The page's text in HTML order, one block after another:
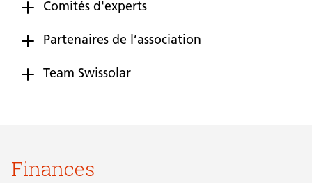
Comités d'experts
Partenaires de l’association
Team Swissolar
Finances